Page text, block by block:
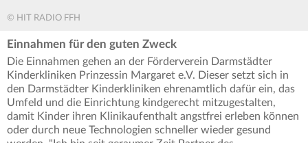
© HIT RADIO FFH
Einnahmen für den guten Zweck
Die Einnahmen gehen an der Förderverein Darmstädter
Kinderkliniken Prinzessin Margaret e.V. Dieser setzt sich in
den Darmstädter Kinderkliniken ehrenamtlich dafür ein, das
Umfeld und die Einrichtung kindgerecht mitzugestalten,
damit Kinder ihren Klinikaufenthalt angstfrei erleben können
oder durch neue Technologien schneller wieder gesund